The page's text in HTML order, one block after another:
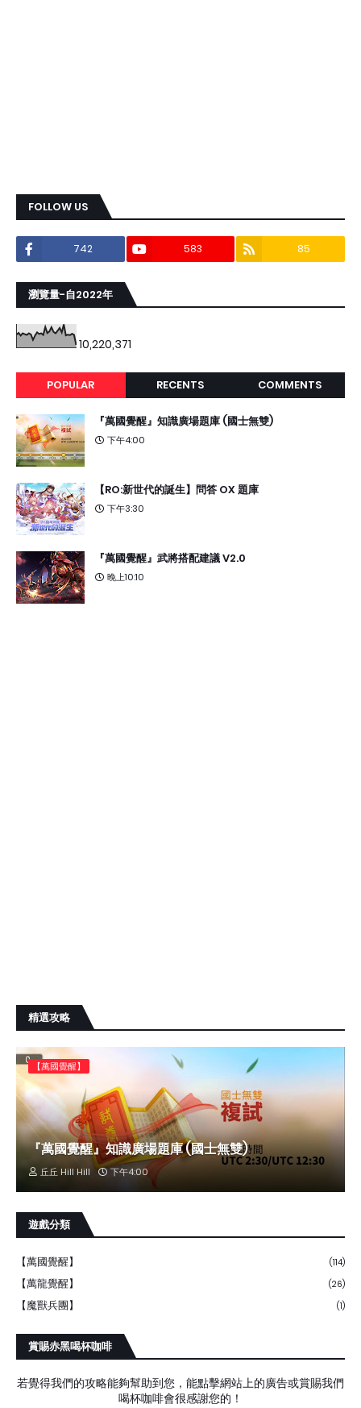
FOLLOW US
742 583 85
瀏覽量-自2022年
10,220,371
POPULAR RECENTS COMMENTS
『萬國覺醒』知識廣場題庫 (國士無雙)
下午4:00
【RO:新世代的誕生】問答 OX 題庫
下午3:30
『萬國覺醒』武將搭配建議 V2.0
晚上10:10
精選攻略
【萬國覺醒】
『萬國覺醒』知識廣場題庫 (國士無雙)
丘丘 Hill Hill 下午4:00
遊戲分類
【萬國覺醒】 (114)
【萬龍覺醒】 (26)
【魔獸兵團】 (1)
賞賜赤黑喝杯咖啡
若覺得我們的攻略能夠幫助到您，能點擊網站上的廣告或賞賜我們
喝杯咖啡會很感謝您的！